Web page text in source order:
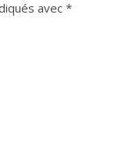
avec *